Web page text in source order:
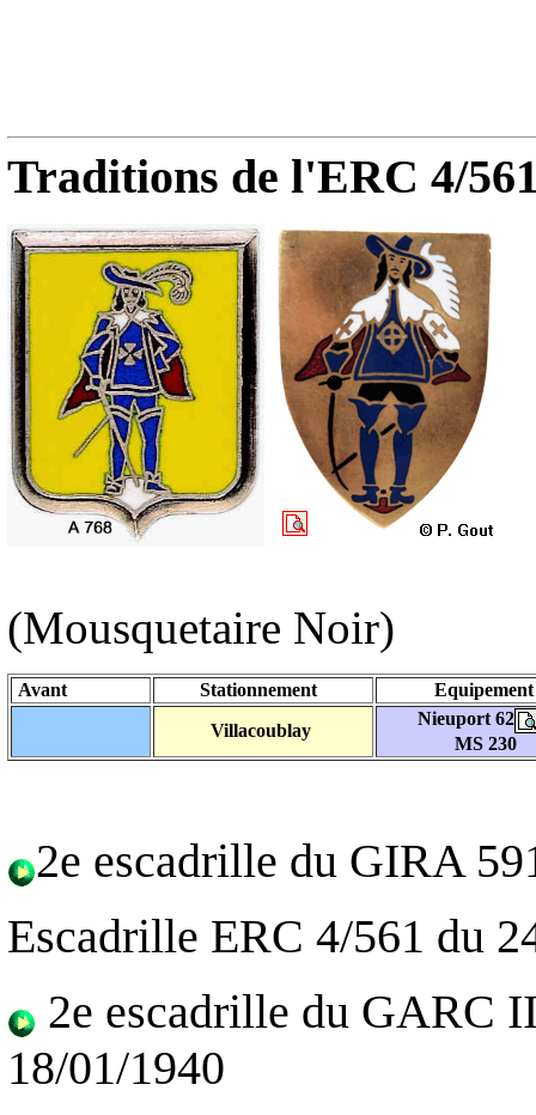
Traditions de l'ERC 4/
(Mousquetaire Noir)
Avant Stationnement
Villacoublay
Nieuport 62
MS 230
2e escadrille du GIRA
Escadrille ERC 4/561 du
2e escadrille du GARC
18/01/1940